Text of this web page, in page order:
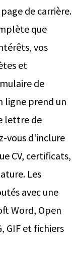
de carrière.
que
vos
et
de
ligne prend un
lettre de
vous d'inclure
CV, certificats,
Les
avec une
Word, Open
GIF et fichiers